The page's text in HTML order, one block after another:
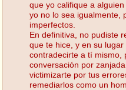
que yo califique a
yo no lo sea igualmente,
imperfectos.
En definitiva, no pudiste
que te hice, y en su
contradecirte a tí mismo,
conversación por
victimizarte por tus
remediarlos como un